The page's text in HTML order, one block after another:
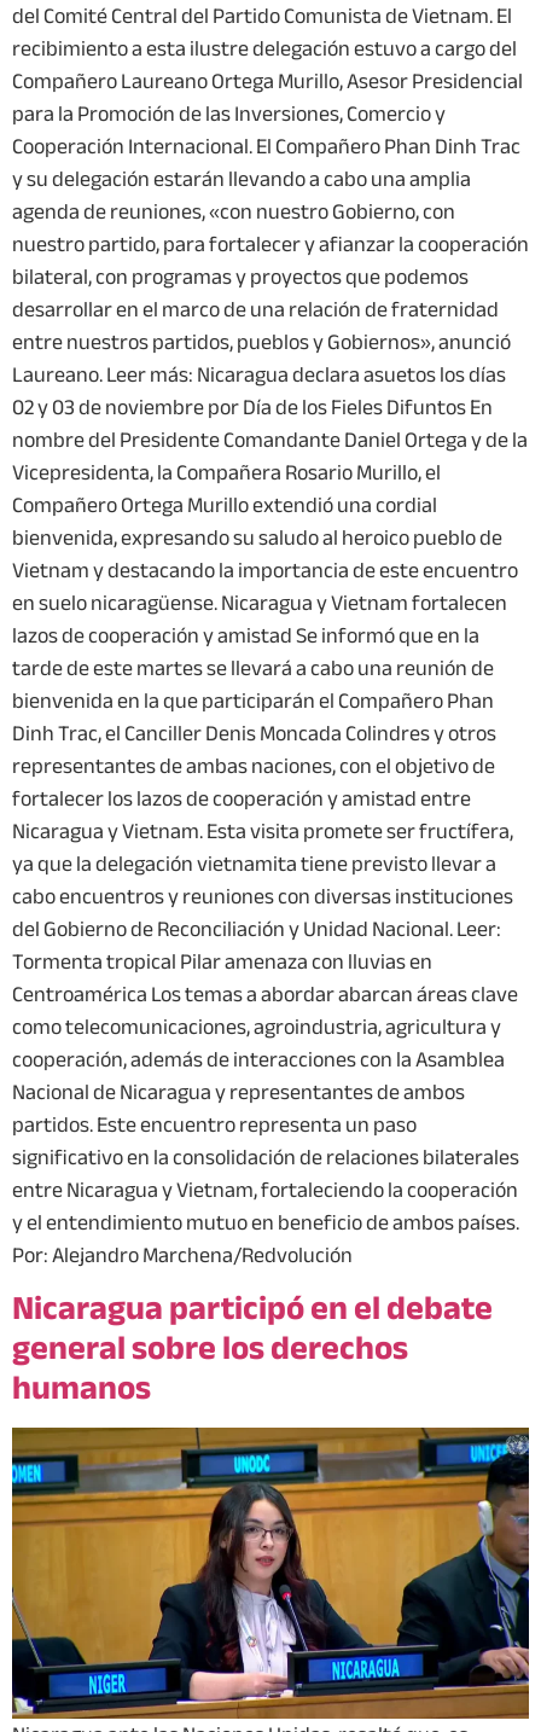
del Comité Central del Partido Comunista de Vietnam. El
recibimiento a esta ilustre delegación estuvo a cargo del
Compañero Laureano Ortega Murillo, Asesor Presidencial
para la Promoción de las Inversiones, Comercio y
Cooperación Internacional. El Compañero Phan Dinh Trac
y su delegación estarán llevando a cabo una amplia
agenda de reuniones, «con nuestro Gobierno, con
nuestro partido, para fortalecer y afianzar la cooperación
bilateral, con programas y proyectos que podemos
desarrollar en el marco de una relación de fraternidad
entre nuestros partidos, pueblos y Gobiernos», anunció
Laureano. Leer más: Nicaragua declara asuetos los días
02 y 03 de noviembre por Día de los Fieles Difuntos En
nombre del Presidente Comandante Daniel Ortega y de la
Vicepresidenta, la Compañera Rosario Murillo, el
Compañero Ortega Murillo extendió una cordial
bienvenida, expresando su saludo al heroico pueblo de
Vietnam y destacando la importancia de este encuentro
en suelo nicaragüense. Nicaragua y Vietnam fortalecen
lazos de cooperación y amistad Se informó que en la
tarde de este martes se llevará a cabo una reunión de
bienvenida en la que participarán el Compañero Phan
Dinh Trac, el Canciller Denis Moncada Colindres y otros
representantes de ambas naciones, con el objetivo de
fortalecer los lazos de cooperación y amistad entre
Nicaragua y Vietnam. Esta visita promete ser fructífera,
ya que la delegación vietnamita tiene previsto llevar a
cabo encuentros y reuniones con diversas instituciones
del Gobierno de Reconciliación y Unidad Nacional. Leer:
Tormenta tropical Pilar amenaza con lluvias en
Centroamérica Los temas a abordar abarcan áreas clave
como telecomunicaciones, agroindustria, agricultura y
cooperación, además de interacciones con la Asamblea
Nacional de Nicaragua y representantes de ambos
partidos. Este encuentro representa un paso
significativo en la consolidación de relaciones bilaterales
entre Nicaragua y Vietnam, fortaleciendo la cooperación
y el entendimiento mutuo en beneficio de ambos países.
Por: Alejandro Marchena/Redvolución
Nicaragua participó en el debate
general sobre los derechos
humanos